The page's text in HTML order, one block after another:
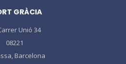
GRÀCIA
Unió 34
08221
Barcelona